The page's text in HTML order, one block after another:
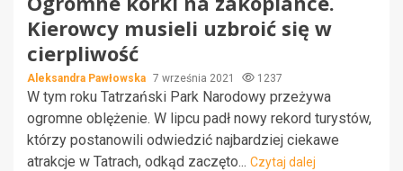
Kierowcy musieli uzbroić się w
cierpliwość
Aleksandra Pawłowska 7 września 2021 1237
W tym roku Tatrzański Park Narodowy przeżywa
ogromne oblężenie. W lipcu padł nowy rekord turystów,
którzy postanowili odwiedzić najbardziej ciekawe
atrakcje w Tatrach, odkąd zaczęto... Czytaj dalej